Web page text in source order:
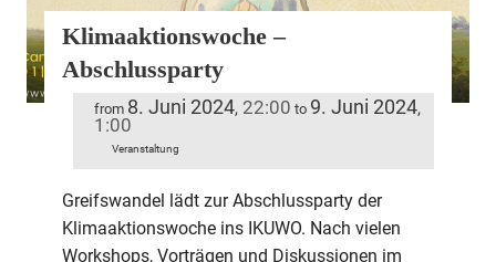
Klimaaktionswoche –
Abschlussparty
from 8. Juni 2024, 22:00 to 9. Juni 2024,
1:00
Veranstaltung
Greifswandel lädt zur Abschlussparty der
Klimaaktionswoche ins IKUWO. Nach vielen
Workshops, Vorträgen und Diskussionen im